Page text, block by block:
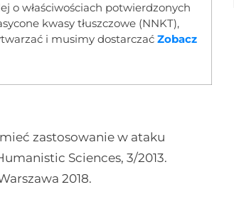
o właściwościach potwierdzonych
kwasy tłuszczowe (NNKT),
i musimy dostarczaćZobacz
zastosowanie w ataku
Sciences, 3/2013.
2018.